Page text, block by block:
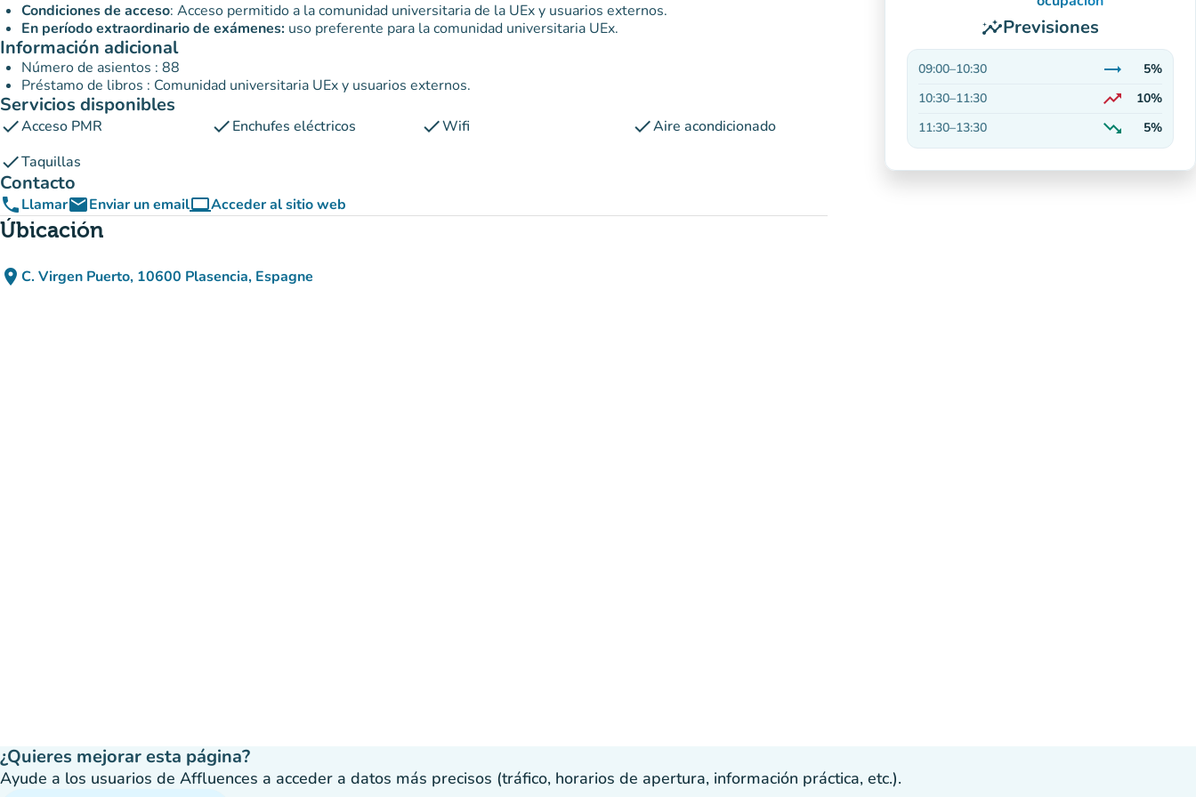
Condiciones de acceso: Acceso permitido a la comunidad universitaria de la UEx y usuarios externos.
En período extraordinario de exámenes: uso preferente para la comunidad universitaria UEx.
Información adicional
Número de asientos : 88
Préstamo de libros : Comunidad universitaria UEx y usuarios externos.
Servicios disponibles
checkAcceso PMR checkEnchufes eléctricos checkWifi checkAire acondicionado
checkTaquillas
Contacto
phoneLlamaremailEnviar un emailcomputerAcceder al sitio web
(nueva pestaña)
Úbicación
place C. Virgen Puerto, 10600 Plasencia, Espagne
(abrir en Google Maps)
(nueva pestaña)
insightsPrevisiones
09:00–10:30 trending_flat
5%
10:30–11:30 trending_up
10%
11:30–13:30 trending_down
En descenso
5%
¿Quieres mejorar esta página?
Ayude a los usuarios de Affluences a acceder a datos más precisos (tráfico, horarios de apertura, información práctica, etc.).